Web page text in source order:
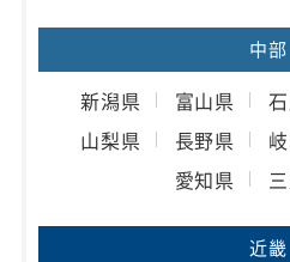
中部
新潟県 富山県
山梨県
長野県
愛知県
近畿